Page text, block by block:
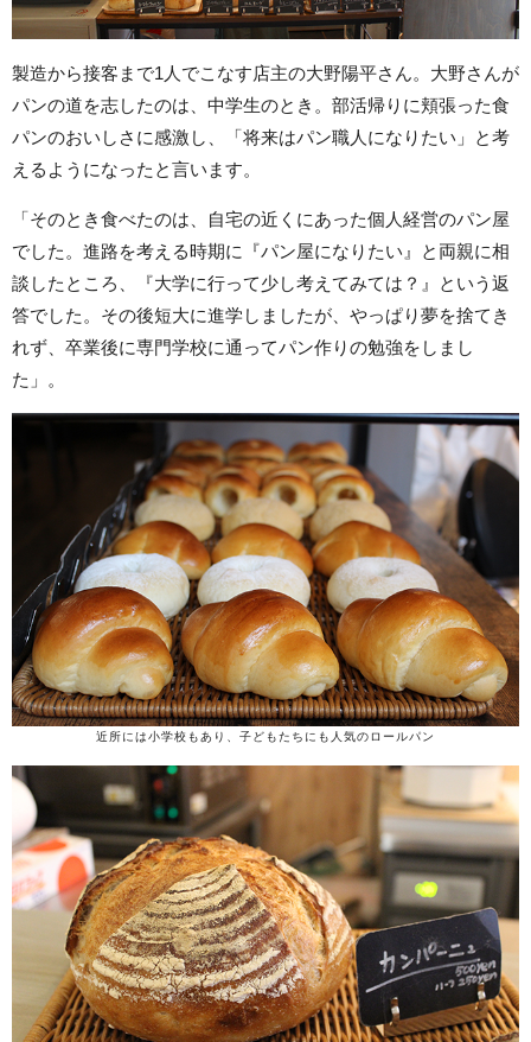
製造から接客まで1人でこなす店主の大野陽平さん。大野さんが
パンの道を志したのは、中学生のとき。部活帰りに頬張った食
パンのおいしさに感激し、「将来はパン職人になりたい」と考
えるようになったと言います。
「そのとき食べたのは、自宅の近くにあった個人経営のパン屋
でした。進路を考える時期に『パン屋になりたい』と両親に相
談したところ、『大学に行って少し考えてみては？』という返
答でした。その後短大に進学しましたが、やっぱり夢を捨てき
れず、卒業後に専門学校に通ってパン作りの勉強をしまし
た」。
近所には小学校もあり、子どもたちにも人気のロールパン